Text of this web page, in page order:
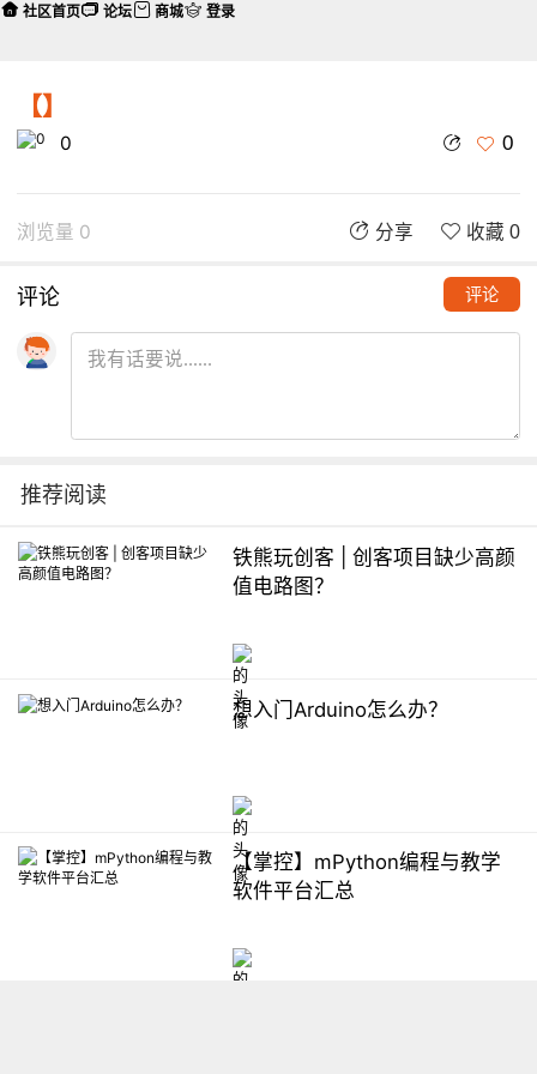
【】
0 0
浏览量 0 分享 收藏 0
评论 评论
推荐阅读
铁熊玩创客 | 创客项目缺少高颜
值电路图？
想入门Arduino怎么办？
【掌控】mPython编程与教学
软件平台汇总
社区首页 论坛 商城 登录